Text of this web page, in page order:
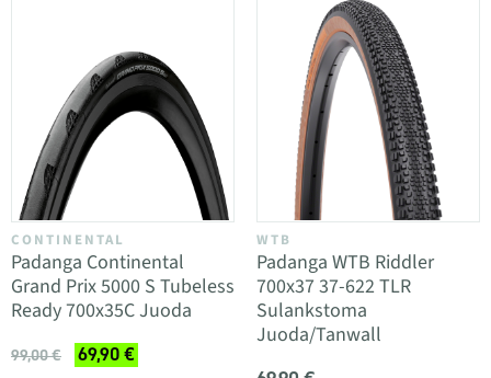
CONTINENTAL
Padanga Continental
Grand Prix 5000 S Tubeless
Ready 700x35C Juoda
99,00 € 69,90 €
WTB
Padanga WTB Riddler
700x37 37-622 TLR
Sulankstoma
Juoda/Tanwall